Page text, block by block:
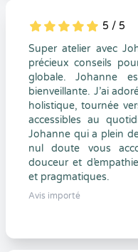
5
1
5
0 5 / 5
Super atelier avec
précieux conseils
globale. Johanne
bienveillante. J’ai
holistique, tournée
accessibles au
Johanne qui a plein
nul doute vous
douceur et
et pragmatiques.
Avis importé